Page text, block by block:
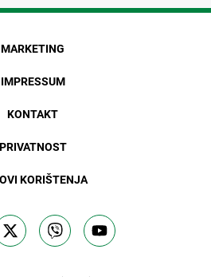
MARKETING
IMPRESSUM
KONTAKT
PRIVATNOST
KORIŠTENJA